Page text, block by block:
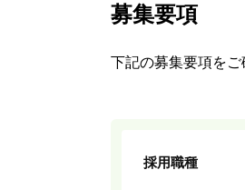
募集要項
下記の募集要項をご
採用職種